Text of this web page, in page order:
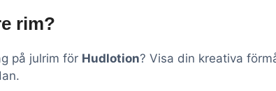
rim?
på julrim för Hudlotion? Visa din kreativa